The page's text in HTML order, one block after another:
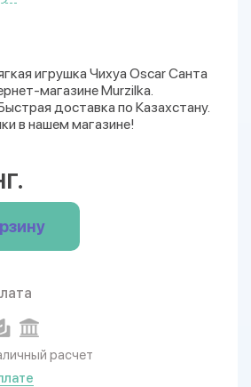
игрушка Чихуа Oscar Санта
магазине Murzilka.
доставка по Казахстану.
в нашем магазине!
расчет